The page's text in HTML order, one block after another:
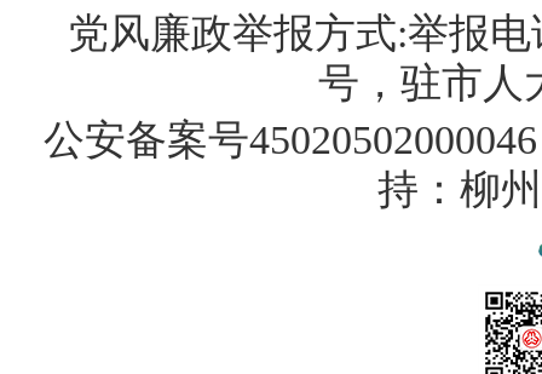
党风廉政举报方式:举报
号，驻市人
公安备案号
持：柳